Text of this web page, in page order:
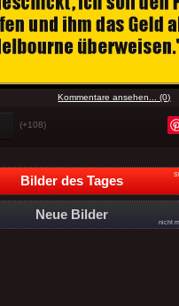
Kommentare ansehen... (0)
(+108)
Bilder des Tages
Neue Bilder
nicht